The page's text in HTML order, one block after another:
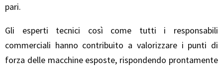
pari.
Gli esperti tecnici così come tutti i responsabili
commerciali hanno contribuito a valorizzare i punti di
forza delle macchine esposte, rispondendo prontamente